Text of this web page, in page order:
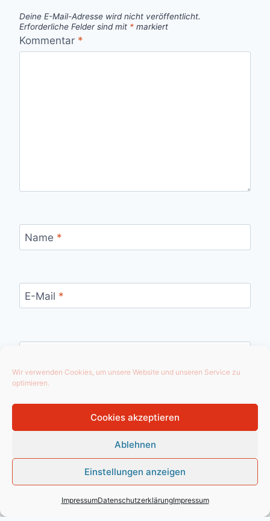
Wir verwenden Cookies, um unsere Website und unseren Service zu
optimieren.
Cookies akzeptieren
Ablehnen
Einstellungen anzeigen
ImpressumDatenschutzerklärungImpressum
Deine E-Mail-Adresse wird nicht veröffentlicht.
Erforderliche Felder sind mit * markiert
Kommentar *
Name *
E-Mail *